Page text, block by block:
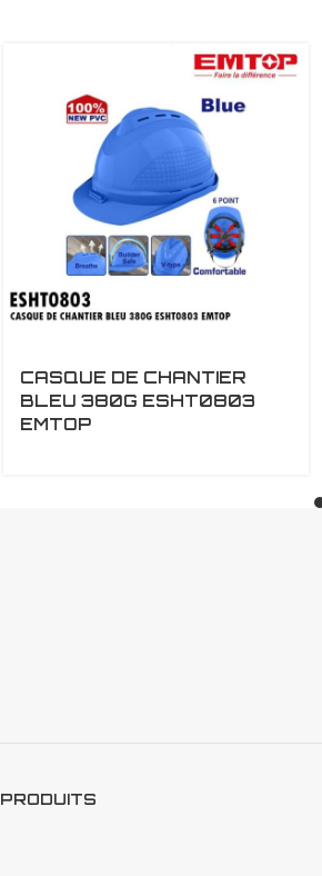
CASQUE DE CHANTIER
BLEU 380G ESHT0803
EMTOP
PRODUITS